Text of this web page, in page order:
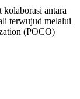
antara
terwujud melalui
(POCO)